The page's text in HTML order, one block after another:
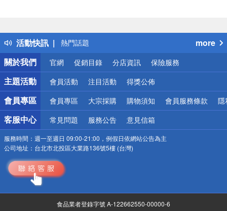
活動快訊
得獎公告
熱門話題
銀行優惠
偏遠地區配送
詐騙網頁！請小心！
more
關於我們
官網 促銷目錄 分店資訊 保險服務
主題活動 會員活動 注目活動 得獎公佈
會員專區 會員專區 大宗採購 購物須知 會員服務條款 隱
客服中心 常見問題 服務公告 意見信箱
服務時間： 週一至週日 09:00-21:00，例假日依網站公告為主
公司地址： 台北市北投區大業路136號5樓 (台灣)
食品業者登錄字號 A-122662550-00000-6